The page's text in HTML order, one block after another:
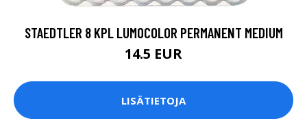
STAEDTLER 8 KPL LUMOCOLOR PERMANENT MEDIUM
14.5 EUR
LISÄTIETOJA